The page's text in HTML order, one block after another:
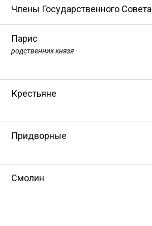
Члены Государственного Совета
Парис
родственник князя
Крестьяне
Придворные
Смолин